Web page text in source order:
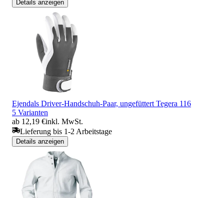
Details anzeigen
Ejendals Driver-Handschuh-Paar, ungefüttert Tegera 116
5 Varianten
ab 12,19 €inkl. MwSt.
Lieferung bis 1-2 Arbeitstage
Details anzeigen